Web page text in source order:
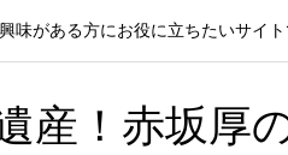
味がある方にお役に立ちたいサイ
産！赤坂厚